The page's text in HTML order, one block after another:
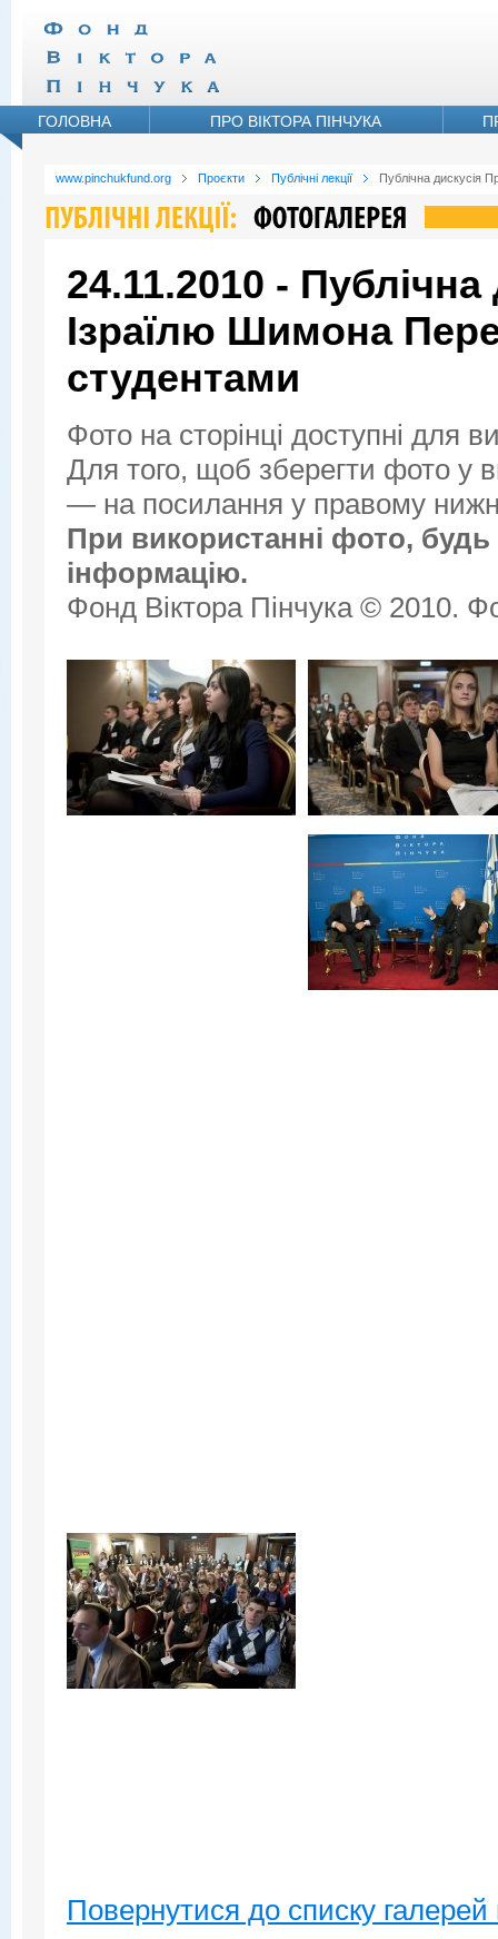
ГОЛОВНА ПРО ВІКТОРА ПІНЧУКА
www.pinchukfund.org Проєкти Публічні лекції Публічна дискусія
24.11.2010 -
Ізраїлю Шимона
студентами
Фото на сторінці доступні для
Для того, щоб зберегти фото у
— на посилання у правому
При використанні фото, будь
інформацію.
Фонд Віктора Пінчука © 2010.
Повернутися до списку галерей